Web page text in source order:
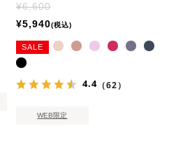
¥6,600
¥5,940 税込
SALE
4.4 （62）
WEB限定